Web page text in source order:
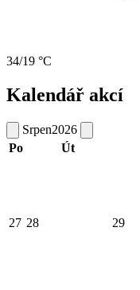
34/19 °C
Kalendář akcí
Srpen2026
Po
Út
27 28 29